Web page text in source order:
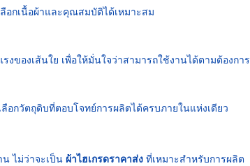
อกเนื้อผ้าและคุณสมบัติได้เหมาะสม
ของเส้นใย เพื่อให้มั่นใจว่าสามารถใช้งานได้ตามต้องการ
อกวัตถุดิบที่ตอบโจทย์การผลิตได้ครบภายในแห่งเดียว
ไม่ว่าจะเป็น ผ้าไฮเกรดราคาส่ง ที่เหมาะสำหรับการผลิต